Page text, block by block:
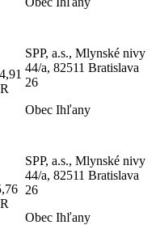
SPP, a.s., Mlynské nivy
44/a, 82511 Bratislava
26
Obec Ihľany
SPP, a.s., Mlynské nivy
44/a, 82511 Bratislava
26
Obec Ihľany